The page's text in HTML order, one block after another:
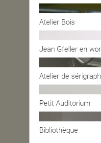
COURS PUBLICS
OPEN SCHOOL
CONTACTS
Atelier Bois
Jean Gfeller en
Atelier de
Petit Auditorium
Bibliothèque